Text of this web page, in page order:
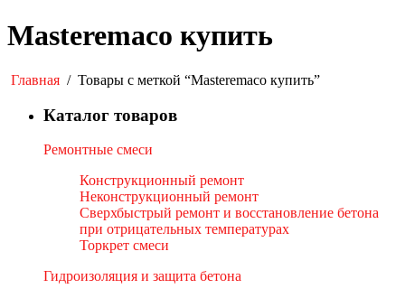
Masteremaco купить
Главная / Товары с меткой “Masteremaco купить”
Каталог товаров
Ремонтные смеси
Конструкционный ремонт
Неконструкционный ремонт
Сверхбыстрый ремонт и восстановление бетона
при отрицательных температурах
Торкрет смеси
Гидроизоляция и защита бетона